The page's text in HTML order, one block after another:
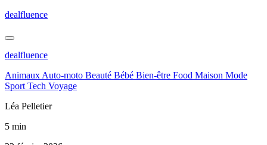
dealfluence
dealfluence
Animaux Auto-moto Beauté Bébé Bien-être Food Maison Mode
Sport Tech Voyage
Léa Pelletier
5 min